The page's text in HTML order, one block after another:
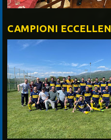
CAMPIONI